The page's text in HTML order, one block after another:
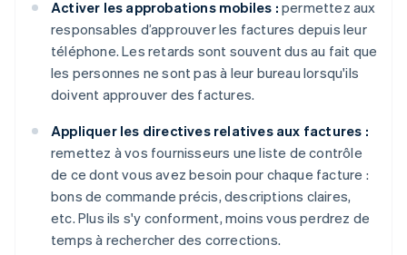
Activer les approbations mobiles : permettez aux
responsables d’approuver les factures depuis leur
téléphone. Les retards sont souvent dus au fait que
les personnes ne sont pas à leur bureau lorsqu'ils
doivent approuver des factures.
Appliquer les directives relatives aux factures :
remettez à vos fournisseurs une liste de contrôle
de ce dont vous avez besoin pour chaque facture :
bons de commande précis, descriptions claires,
etc. Plus ils s'y conforment, moins vous perdrez de
temps à rechercher des corrections.